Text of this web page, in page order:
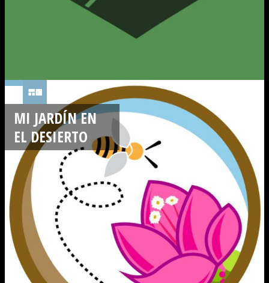
MI JARDÍN EN
EL DESIERTO